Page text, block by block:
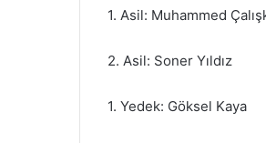
1. Asil: Muhammed
2. Asil: Soner Yıldız
1. Yedek: Göksel Kaya